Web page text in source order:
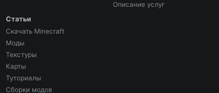
Описание услуг
Статьи
Скачать Minecraft
Моды
Текстуры
Карты
Туториалы
Сборки модов